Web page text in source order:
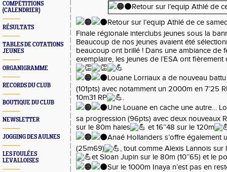
COMPÉTITIONS
(CALENDRIER)
RÉSULTATS
TABLES DE COTATIONS
JEUNES
ORGANIGRAMME
RECORDS DU CLUB
BOUTIQUE DU CLUB
NEWSLETTER
JOGGING DES AULNES
LES FOULÉES
LEVALLOISES
Retour sur l’equip Athlé de ce
Finale régionale interclubs jeunes sous la
Beaucoup de nos jeunes avaient été
beaucoup ont brillé ! Dans une ambiance de
exemplaire, les jeunes de l’ESA ont
Louane Lorriaux a de nouveau
(101pts) avec notamment un 2000m en 7’25
10m31 RP
.
Une Louane en cache une autre…
sa progression (96pts) avec deux nouveaux
sur le 80m haies
et 16’’48 sur le 120m
Anaé Hollanders s’offre également
(25m69)
, tout comme Alexis Lannois sur
et Sloan Jupin sur le 80m (10’’65) et le
Sur le 1000m Inaya n’est pas en